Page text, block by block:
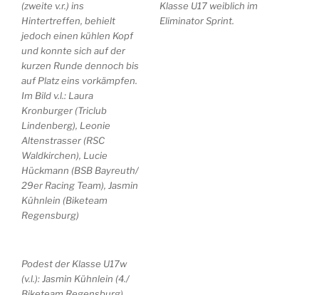
(zweite v.r.) ins
Hintertreffen, behielt
jedoch einen kühlen Kopf
und konnte sich auf der
kurzen Runde dennoch bis
auf Platz eins vorkämpfen.
Im Bild v.l.: Laura
Kronburger (Triclub
Lindenberg), Leonie
Altenstrasser (RSC
Waldkirchen), Lucie
Hückmann (BSB Bayreuth/
29er Racing Team), Jasmin
Kühnlein (Biketeam
Regensburg)
Klasse U17 weiblich im
Eliminator Sprint.
Podest der Klasse U17w
(v.l.): Jasmin Kühnlein (4./